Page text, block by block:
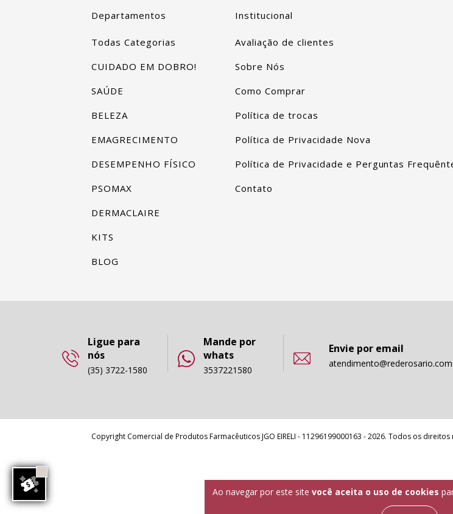
Ao navegar por este site você aceita o uso de cookies
Departamentos
Todas Categorias
CUIDADO EM DOBRO!
SAÚDE
BELEZA
EMAGRECIMENTO
DESEMPENHO FÍSICO
PSOMAX
DERMACLAIRE
KITS
BLOG
Institucional
Avaliação de clientes
Sobre Nós
Como Comprar
Política de trocas
Política de Privacidade Nova
Política de Privacidade e Perguntas
Contato
Ligue para
nós
(35) 3722-1580
Mande por
whats
3537221580
Envie por email
Copyright Comercial de Produtos Farmacêuticos JGO EIRELI - 11296199000163 - 2026. Todos os